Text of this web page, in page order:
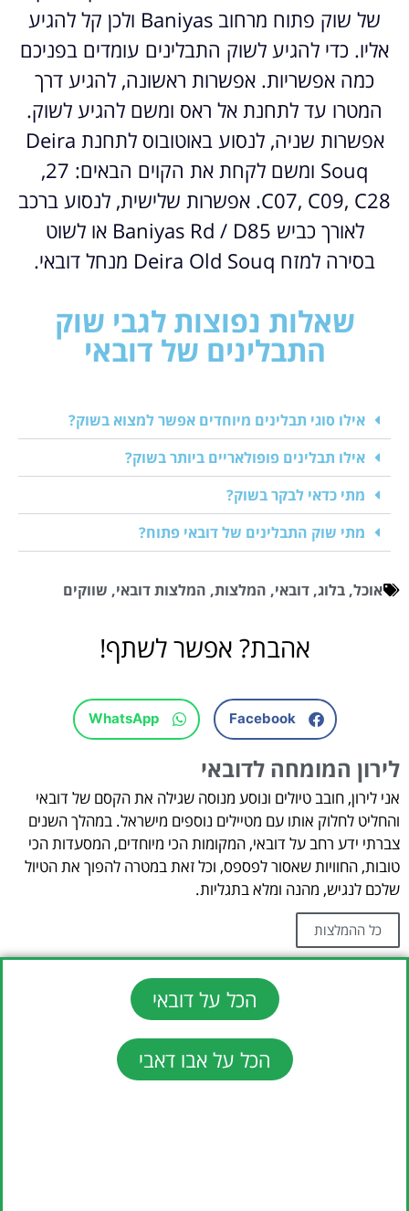
של שוק פתוח מרחוב Baniyas ולכן קל להגיע
אליו. כדי להגיע לשוק התבלינים עומדים בפניכם
כמה אפשריות. אפשרות ראשונה, להגיע דרך
המטרו עד לתחנת אל ראס ומשם להגיע לשוק.
אפשרות שניה, לנסוע באוטובוס לתחנת Deira
Souq ומשם לקחת את הקוים הבאים: 27,
C07, C09, C28. אפשרות שלישית, לנסוע ברכב
לאורך כביש Baniyas Rd / D85 או לשוט
בסירה למזח Deira Old Souq מנחל דובאי.
שאלות נפוצות לגבי שוק
התבלינים של דובאי
אילו סוגי תבלינים מיוחדים אפשר למצוא בשוק?
אילו תבלינים פופולאריים ביותר בשוק?
מתי כדאי לבקר בשוק?
מתי שוק התבלינים של דובאי פתוח?
אוכל, בלוג, דובאי, המלצות, המלצות דובאי, שווקים
אהבת? אפשר לשתף!
Facebook
WhatsApp
לירון המומחה לדובאי
אני לירון, חובב טיולים ונוסע מנוסה שגילה את הקסם של דובאי
והחליט לחלוק אותו עם מטיילים נוספים מישראל. במהלך השנים
צברתי ידע רחב על דובאי, המקומות הכי מיוחדים, המסעדות הכי
טובות, החוויות שאסור לפספס, וכל זאת במטרה להפוך את הטיול
שלכם לנגיש, מהנה ומלא בתגליות.
כל ההמלצות
הכל על דובאי
הכל על אבו דאבי